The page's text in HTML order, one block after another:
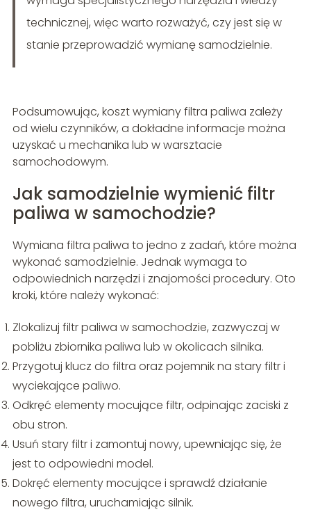
technicznej, więc warto rozważyć, czy jest się w
stanie przeprowadzić wymianę samodzielnie.
Podsumowując, koszt wymiany filtra paliwa zależy
od wielu czynników, a dokładne informacje można
uzyskać u mechanika lub w warsztacie
samochodowym.
Jak samodzielnie wymienić filtr
paliwa w samochodzie?
Wymiana filtra paliwa to jedno z zadań, które można
wykonać samodzielnie. Jednak wymaga to
odpowiednich narzędzi i znajomości procedury. Oto
kroki, które należy wykonać:
Zlokalizuj filtr paliwa w samochodzie, zazwyczaj w
pobliżu zbiornika paliwa lub w okolicach silnika.
Przygotuj klucz do filtra oraz pojemnik na stary filtr i
wyciekające paliwo.
Odkręć elementy mocujące filtr, odpinając zaciski z
obu stron.
Usuń stary filtr i zamontuj nowy, upewniając się, że
jest to odpowiedni model.
Dokręć elementy mocujące i sprawdź działanie
nowego filtra, uruchamiając silnik.